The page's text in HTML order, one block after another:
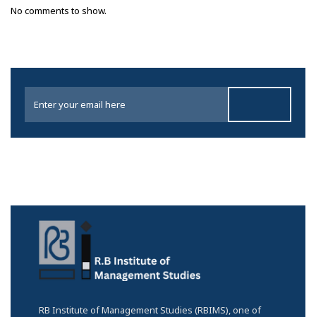
No comments to show.
RB Institute of Management Studies (RBIMS), one of